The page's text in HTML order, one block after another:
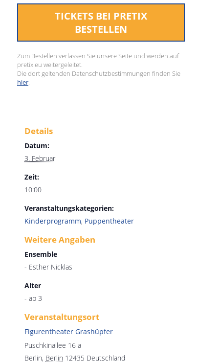
TICKETS BEI PRETIX
BESTELLEN
Zum Bestellen verlassen Sie unsere Seite und werden auf
pretix.eu weitergeleitet.
Die dort geltenden Datenschutzbestimmungen finden Sie
hier
Details
Datum:
3. Februar
Zeit:
10:00
Veranstaltungskategorien:
Kinderprogramm, Puppentheater
Veranstaltungsort
Figurentheater Grashüpfer
Puschkinallee 16 a
Berlin, Berlin 12435 Deutschland
Weitere Angaben
Ensemble
- Esther Nicklas
Alter
- ab 3